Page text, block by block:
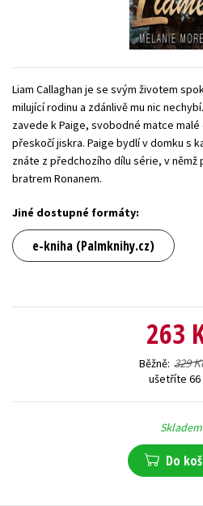
Zahraniční
Liam Callaghan je se svým životem
milující rodinu a zdánlivě mu nic
zavede k Paige, svobodné matce
přeskočí jiskra. Paige bydlí v domku s
znáte z předchozího dílu série, v němž
bratrem Ronanem.
Jiné dostupné formáty:
e-kniha (Palmknihy.cz)
263
Běžně 329
ušetříte 66
Skladem
Do